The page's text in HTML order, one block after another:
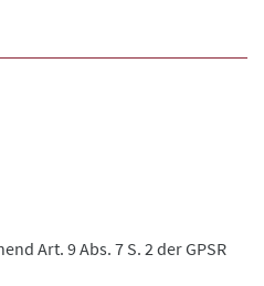
Art. 9 Abs. 7 S. 2 der GPSR